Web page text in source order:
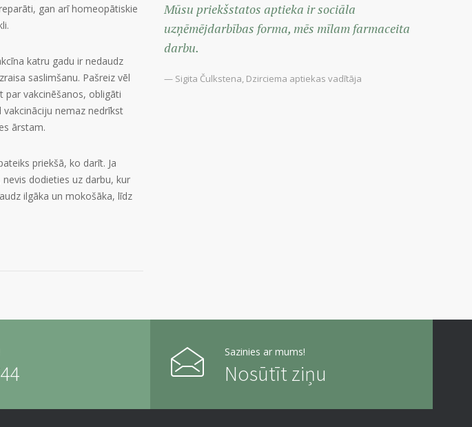
gan arī homeopātiskie
katru gadu ir nedaudz
saslimšanu. Pašreiz vēl
par vakcinēšanos, obligāti
nemaz nedrīkst
ārstam.
priekšā, ko darīt. Ja
dodieties uz darbu, kur
ilgāka un mokošāka, līdz
Mūsu priekšstatos aptieka ir sociāla
uzņēmējdarbības forma, mēs mīlam farmaceita
darbu.
— Sigita Čulkstena, Dzirciema aptiekas vadītāja
Sazinies ar mums!
Nosūtīt ziņu